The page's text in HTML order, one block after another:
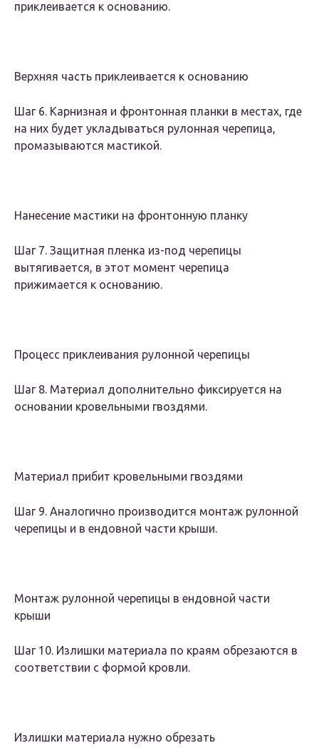
приклеивается к основанию.
Верхняя часть приклеивается к основанию
Шаг 6. Карнизная и фронтонная планки в местах, где
на них будет укладываться рулонная черепица,
промазываются мастикой.
Нанесение мастики на фронтонную планку
Шаг 7. Защитная пленка из-под черепицы
вытягивается, в этот момент черепица
прижимается к основанию.
Процесс приклеивания рулонной черепицы
Шаг 8. Материал дополнительно фиксируется на
основании кровельными гвоздями.
Материал прибит кровельными гвоздями
Шаг 9. Аналогично производится монтаж рулонной
черепицы и в ендовной части крыши.
Монтаж рулонной черепицы в ендовной части
крыши
Шаг 10. Излишки материала по краям обрезаются в
соответствии с формой кровли.
Излишки материала нужно обрезать